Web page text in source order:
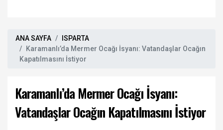
ANA SAYFA
ISPARTA
Karamanlı’da Mermer Ocağı İsyanı: Vatandaşlar Ocağın
Kapatılmasını İstiyor
Karamanlı’da Mermer Ocağı İsyanı:
Vatandaşlar Ocağın Kapatılmasını İstiyor